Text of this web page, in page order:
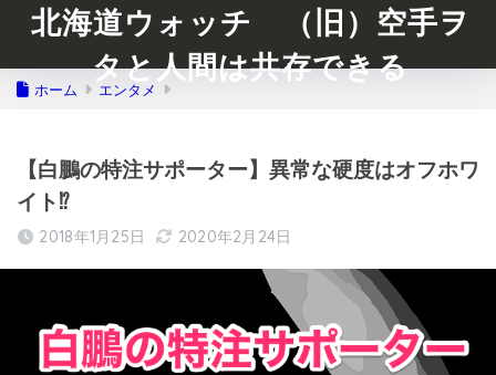
北海道ウォッチ （旧）空手ヲ
タと人間は共存できる
ホーム エンタメ
【白鵬の特注サポーター】異常な硬度はオフホワ
イト⁉︎
2018年1月25日 2020年2月24日